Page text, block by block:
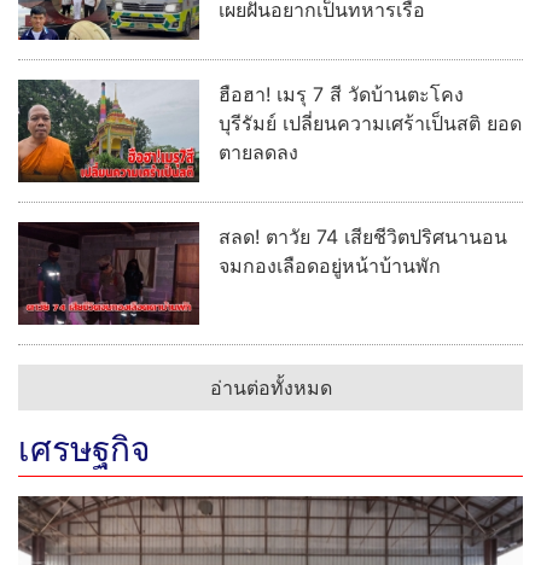
เผยฝันอยากเป็นทหารเรือ
ฮือฮา! เมรุ 7 สี วัดบ้านตะโคง
บุรีรัมย์ เปลี่ยนความเศร้าเป็นสติ ยอด
ตายลดลง
สลด! ตาวัย 74 เสียชีวิตปริศนานอน
จมกองเลือดอยู่หน้าบ้านพัก
อ่านต่อทั้งหมด
เศรษฐกิจ